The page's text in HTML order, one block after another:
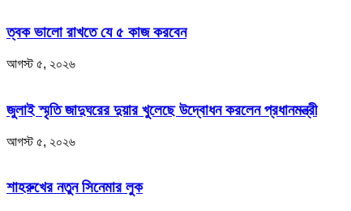
ত্বক ভালো রাখতে যে ৫ কাজ করবেন
আগস্ট ৫, ২০২৬
জুলাই স্মৃতি জাদুঘরের দুয়ার খুলেছে উদ্বোধন করলেন প্রধানমন্ত্রী
আগস্ট ৫, ২০২৬
শাহরুখের নতুন সিনেমার লুক